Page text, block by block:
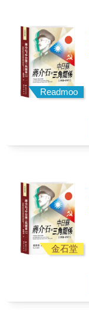
Readmoo
金石堂